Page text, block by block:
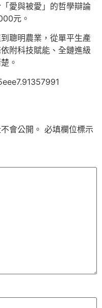
愛與被愛」的哲學辯論
元。
聰明農業，從單平生產
附科技賦能、全鏈進級
。
會公開。 必填欄位標示